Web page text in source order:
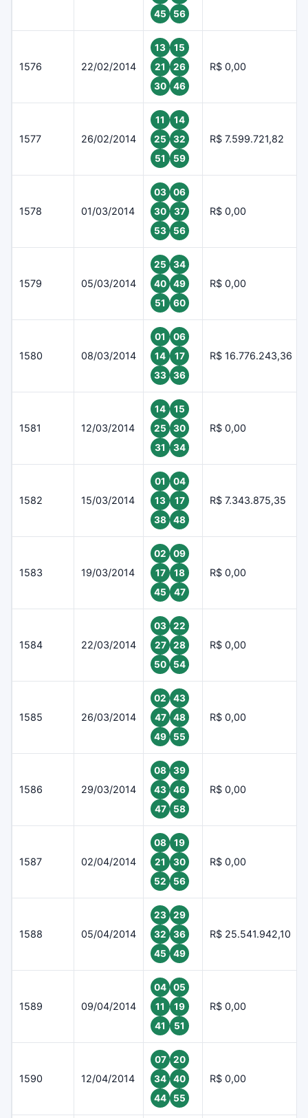
45
56
1576 22/02/2014
13
15
21
26
30
46
R$ 0,00
1577 26/02/2014
11
14
25
32
51
59
R$ 7.599.721,82
1578 01/03/2014
03
06
30
37
53
56
R$ 0,00
1579 05/03/2014
25
34
40
49
51
60
R$ 0,00
1580 08/03/2014
01
06
14
17
33
36
R$ 16.776.243,36
1581 12/03/2014
14
15
25
30
31
34
R$ 0,00
1582 15/03/2014
01
04
13
17
38
48
R$ 7.343.875,35
1583 19/03/2014
02
09
17
18
45
47
R$ 0,00
1584 22/03/2014
03
22
27
28
50
54
R$ 0,00
1585 26/03/2014
02
43
47
48
49
55
R$ 0,00
1586 29/03/2014
08
39
43
46
47
58
R$ 0,00
1587 02/04/2014
08
19
21
30
52
56
R$ 0,00
1588 05/04/2014
23
29
32
36
45
49
R$ 25.541.942,10
1589 09/04/2014
04
05
11
19
41
51
R$ 0,00
1590 12/04/2014
07
20
34
40
44
55
R$ 0,00